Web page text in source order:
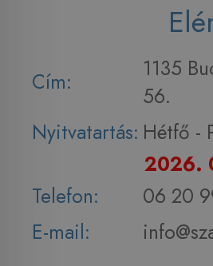
Cím:
1135
56.
Nyitvatartás: Hétfő -
2026.
Telefon:
06 20
E-mail: